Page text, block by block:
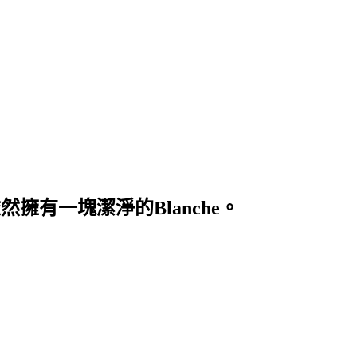
擁有一塊潔淨的Blanche。